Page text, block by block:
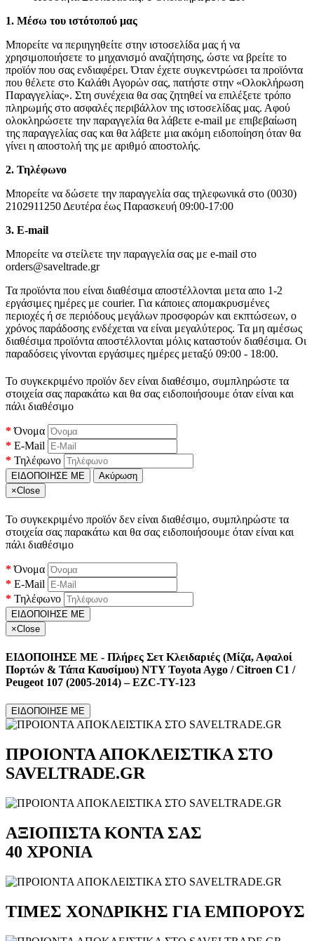
1. Μέσω του ιστότοπού μας
Μπορείτε να περιηγηθείτε στην ιστοσελίδα μας ή να
χρησιμοποιήσετε το μηχανισμό αναζήτησης, ώστε να βρείτε το
προϊόν που σας ενδιαφέρει. Όταν έχετε συγκεντρώσει τα προϊόντα
που θέλετε στο Καλάθι Αγορών σας, πατήστε στην «Ολοκλήρωση
Παραγγελίας». Στη συνέχεια θα σας ζητηθεί να επιλέξετε τρόπο
πληρωμής στο ασφαλές περιβάλλον της ιστοσελίδας μας. Αφού
ολοκληρώσετε την παραγγελία θα λάβετε e-mail με επιβεβαίωση
της παραγγελίας σας και θα λάβετε μια ακόμη ειδοποίηση όταν θα
γίνει η αποστολή της με αριθμό αποστολής.
2. Τηλέφωνο
Μπορείτε να δώσετε την παραγγελία σας τηλεφωνικά στο (0030)
2102911250 Δευτέρα έως Παρασκευή 09:00-17:00
3. Ε-mail
Μπορείτε να στείλετε την παραγγελία σας με e-mail στο
orders@saveltrade.gr
Τα προϊόντα που είναι διαθέσιμα αποστέλλονται μετα απο 1-2
εργάσιμες ημέρες με courier. Για κάποιες απομακρυσμένες
περιοχές ή σε περιόδους μεγάλων προσφορών και εκπτώσεων, ο
χρόνος παράδοσης ενδέχεται να είναι μεγαλύτερος. Τα μη αμέσως
διαθέσιμα προϊόντα αποστέλλονται μόλις καταστούν διαθέσιμα. Οι
παραδόσεις γίνονται εργάσιμες ημέρες μεταξύ 09:00 - 18:00.
Το συγκεκριμένο προϊόν δεν είναι διαθέσιμο, συμπληρώστε τα
στοιχεία σας παρακάτω και θα σας ειδοποιήσουμε όταν είναι και
πάλι διαθέσιμο
Όνομα
E-Mail
Τηλέφωνο
ΕΙΔΟΠΟΙΗΣΕ ΜΕ
Ακύρωση
×Close
Το συγκεκριμένο προϊόν δεν είναι διαθέσιμο, συμπληρώστε τα
στοιχεία σας παρακάτω και θα σας ειδοποιήσουμε όταν είναι και
πάλι διαθέσιμο
Όνομα
E-Mail
Τηλέφωνο
ΕΙΔΟΠΟΙΗΣΕ ΜΕ
×Close
ΕΙΔΟΠΟΙΗΣΕ ΜΕ - Πλήρες Σετ Κλειδαριές (Μίζα, Αφαλοί
Πορτών & Τάπα Καυσίμου) NTY Toyota Aygo / Citroen C1 /
Peugeot 107 (2005-2014) – EZC-TY-123
ΕΙΔΟΠΟΙΗΣΕ ΜΕ
ΠΡΟΙΟΝΤΑ ΑΠΟΚΛΕΙΣΤΙΚΑ ΣΤΟ
SAVELTRADE.GR
ΑΞΙΟΠΙΣΤΑ ΚΟΝΤΑ ΣΑΣ
40 ΧΡΟΝΙΑ
ΤΙΜΕΣ ΧΟΝΔΡΙΚΗΣ ΓΙΑ ΕΜΠΟΡΟΥΣ